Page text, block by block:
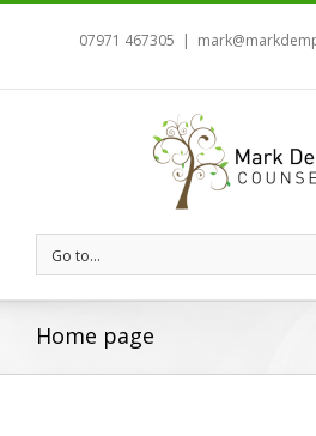
07971 467305 |
Go to...
Home page